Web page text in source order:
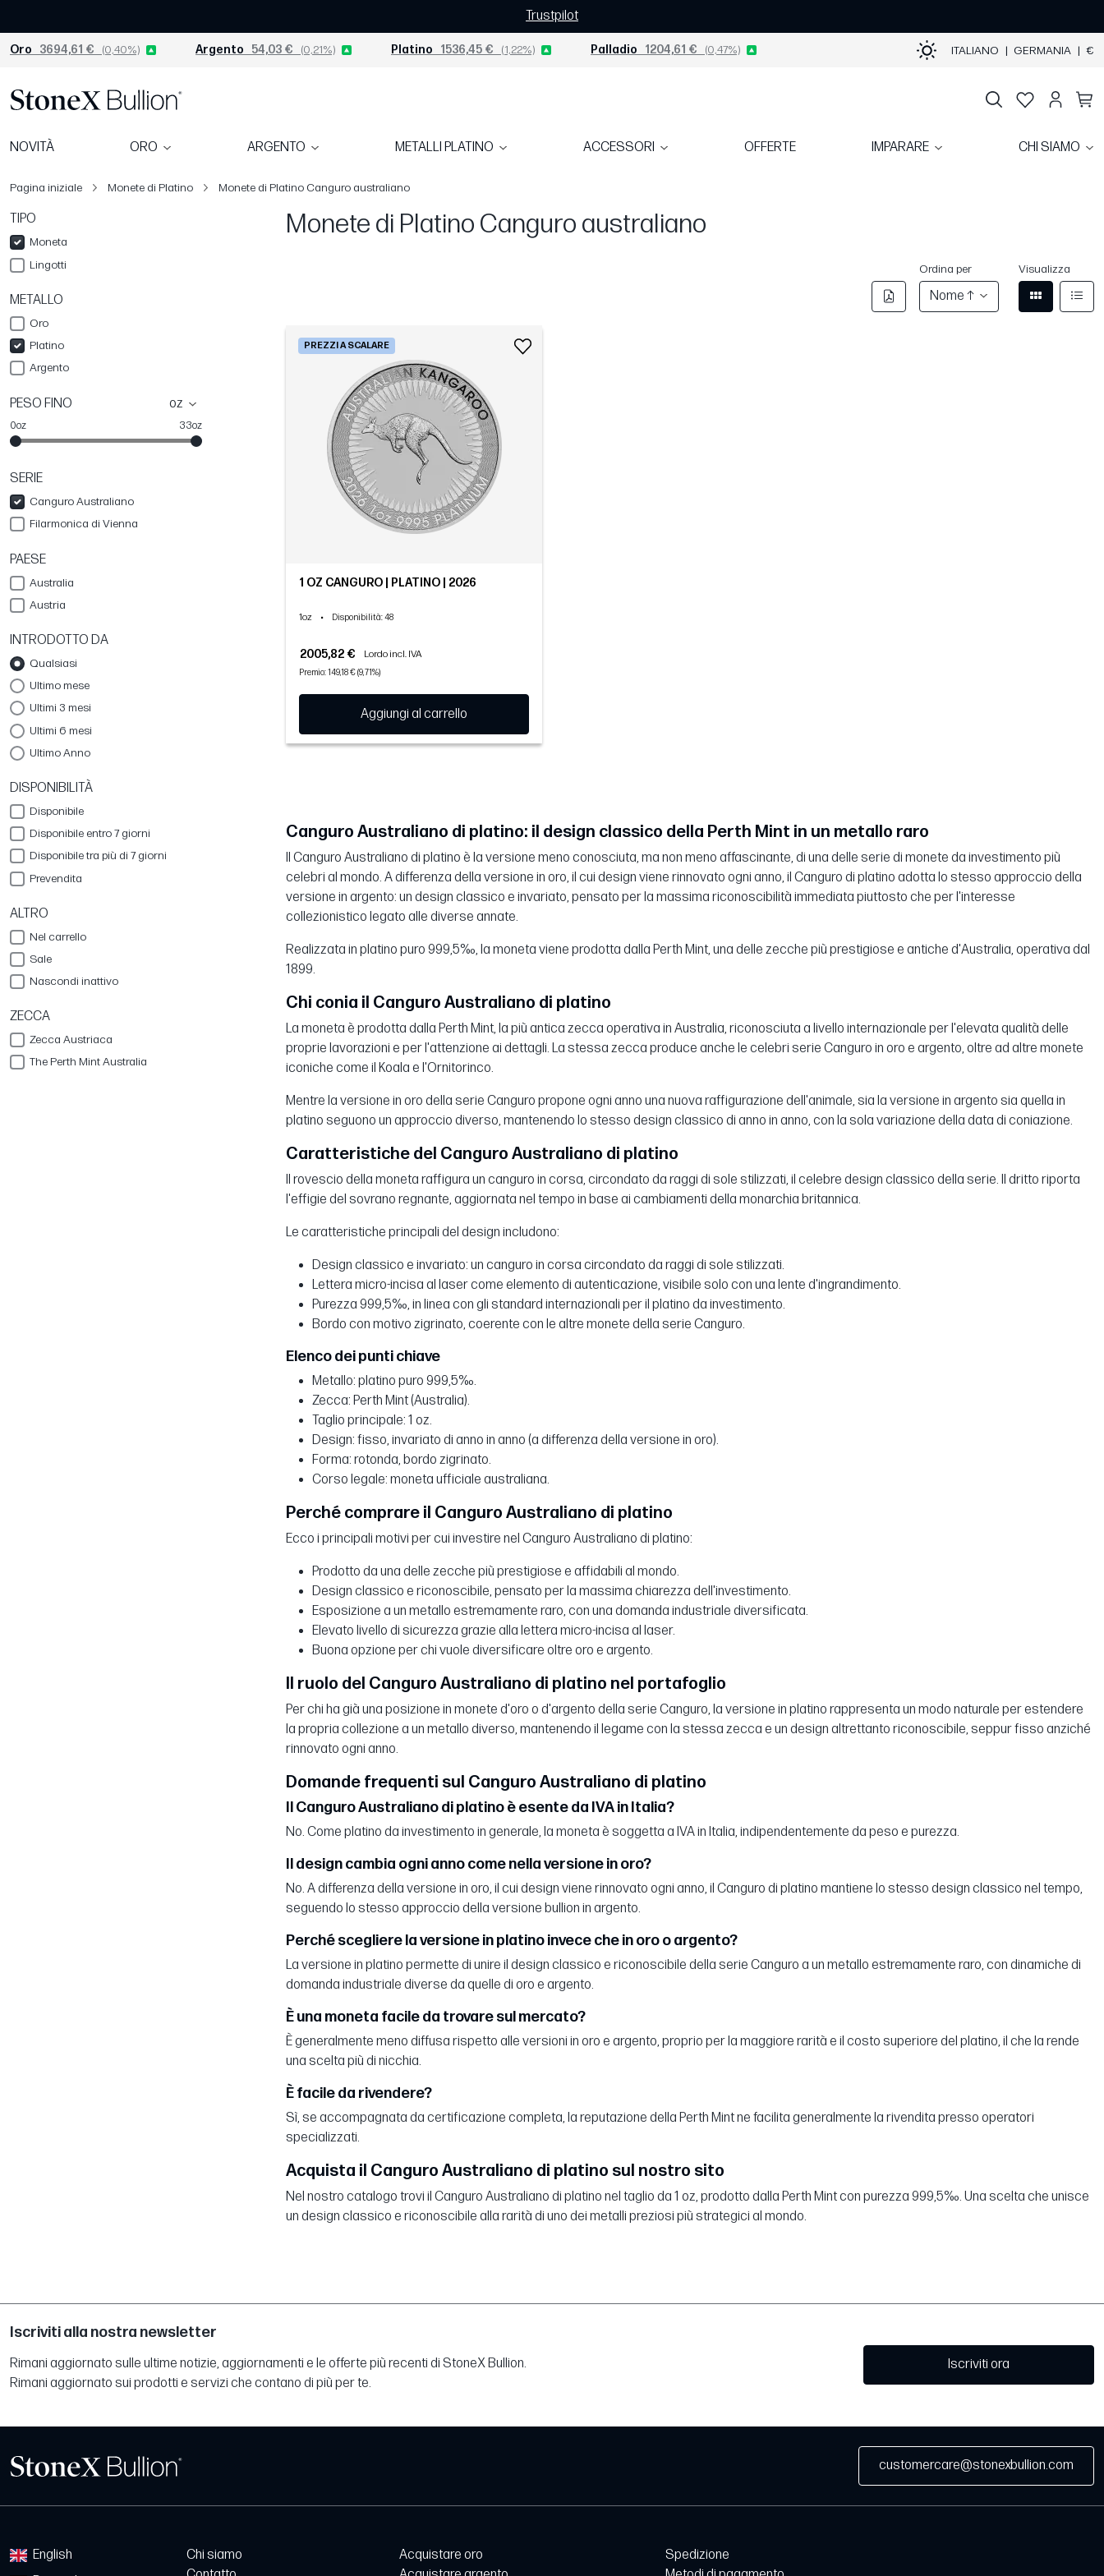
Trustpilot
Oro 3694,61 € (0,40%) Argento 54,03 € (0,21%) Platino 1536,45 € (1,22%) Palladio 1204,61 € (0,47%) ITALIANO | GERMANIA | €
NOVITÀ ORO ARGENTO METALLI PLATINO ACCESSORI OFFERTE IMPARARE CHI SIAMO
Pagina iniziale Monete di Platino Monete di Platino Canguro australiano
TIPO
Moneta
Lingotti
METALLO
Oro
Platino
Argento
PESO FINO oz
0oz 33oz
SERIE
Canguro Australiano
Filarmonica di Vienna
PAESE
Australia
Austria
INTRODOTTO DA
Qualsiasi
Ultimo mese
Ultimi 3 mesi
Ultimi 6 mesi
Ultimo Anno
DISPONIBILITÀ
Disponibile
Disponibile entro 7 giorni
Disponibile tra più di 7 giorni
Prevendita
ALTRO
Nel carrello
Sale
Nascondi inattivo
ZECCA
Zecca Austriaca
The Perth Mint Australia
Monete di Platino Canguro australiano
Ordina per
Nome ↑
Visualizza
PREZZI A SCALARE
1 OZ CANGURO | PLATINO | 2026
1oz • Disponibilità: 48
2005,82 € Lordo incl. IVA
Premio: 149,18 € (9,71%)
Aggiungi al carrello
Canguro Australiano di platino: il design classico della Perth Mint in un metallo raro
Il Canguro Australiano di platino è la versione meno conosciuta, ma non meno affascinante, di una delle serie di monete da investimento più
celebri al mondo. A differenza della versione in oro, il cui design viene rinnovato ogni anno, il Canguro di platino adotta lo stesso approccio della
versione in argento: un design classico e invariato, pensato per la massima riconoscibilità immediata piuttosto che per l'interesse
collezionistico legato alle diverse annate.
Realizzata in platino puro 999,5‰, la moneta viene prodotta dalla Perth Mint, una delle zecche più prestigiose e antiche d'Australia, operativa dal
1899.
Chi conia il Canguro Australiano di platino
La moneta è prodotta dalla Perth Mint, la più antica zecca operativa in Australia, riconosciuta a livello internazionale per l'elevata qualità delle
proprie lavorazioni e per l'attenzione ai dettagli. La stessa zecca produce anche le celebri serie Canguro in oro e argento, oltre ad altre monete
iconiche come il Koala e l'Ornitorinco.
Mentre la versione in oro della serie Canguro propone ogni anno una nuova raffigurazione dell'animale, sia la versione in argento sia quella in
platino seguono un approccio diverso, mantenendo lo stesso design classico di anno in anno, con la sola variazione della data di coniazione.
Caratteristiche del Canguro Australiano di platino
Il rovescio della moneta raffigura un canguro in corsa, circondato da raggi di sole stilizzati, il celebre design classico della serie. Il dritto riporta
l'effigie del sovrano regnante, aggiornata nel tempo in base ai cambiamenti della monarchia britannica.
Le caratteristiche principali del design includono:
Design classico e invariato: un canguro in corsa circondato da raggi di sole stilizzati.
Lettera micro-incisa al laser come elemento di autenticazione, visibile solo con una lente d'ingrandimento.
Purezza 999,5‰, in linea con gli standard internazionali per il platino da investimento.
Bordo con motivo zigrinato, coerente con le altre monete della serie Canguro.
Elenco dei punti chiave
Metallo: platino puro 999,5‰.
Zecca: Perth Mint (Australia).
Taglio principale: 1 oz.
Design: fisso, invariato di anno in anno (a differenza della versione in oro).
Forma: rotonda, bordo zigrinato.
Corso legale: moneta ufficiale australiana.
Perché comprare il Canguro Australiano di platino
Ecco i principali motivi per cui investire nel Canguro Australiano di platino:
Prodotto da una delle zecche più prestigiose e affidabili al mondo.
Design classico e riconoscibile, pensato per la massima chiarezza dell'investimento.
Esposizione a un metallo estremamente raro, con una domanda industriale diversificata.
Elevato livello di sicurezza grazie alla lettera micro-incisa al laser.
Buona opzione per chi vuole diversificare oltre oro e argento.
Il ruolo del Canguro Australiano di platino nel portafoglio
Per chi ha già una posizione in monete d'oro o d'argento della serie Canguro, la versione in platino rappresenta un modo naturale per estendere
la propria collezione a un metallo diverso, mantenendo il legame con la stessa zecca e un design altrettanto riconoscibile, seppur fisso anziché
rinnovato ogni anno.
Domande frequenti sul Canguro Australiano di platino
Il Canguro Australiano di platino è esente da IVA in Italia?
No. Come platino da investimento in generale, la moneta è soggetta a IVA in Italia, indipendentemente da peso e purezza.
Il design cambia ogni anno come nella versione in oro?
No. A differenza della versione in oro, il cui design viene rinnovato ogni anno, il Canguro di platino mantiene lo stesso design classico nel tempo,
seguendo lo stesso approccio della versione bullion in argento.
Perché scegliere la versione in platino invece che in oro o argento?
La versione in platino permette di unire il design classico e riconoscibile della serie Canguro a un metallo estremamente raro, con dinamiche di
domanda industriale diverse da quelle di oro e argento.
È una moneta facile da trovare sul mercato?
È generalmente meno diffusa rispetto alle versioni in oro e argento, proprio per la maggiore rarità e il costo superiore del platino, il che la rende
una scelta più di nicchia.
È facile da rivendere?
Sì, se accompagnata da certificazione completa, la reputazione della Perth Mint ne facilita generalmente la rivendita presso operatori
specializzati.
Acquista il Canguro Australiano di platino sul nostro sito
Nel nostro catalogo trovi il Canguro Australiano di platino nel taglio da 1 oz, prodotto dalla Perth Mint con purezza 999,5‰. Una scelta che unisce
un design classico e riconoscibile alla rarità di uno dei metalli preziosi più strategici al mondo.
Iscriviti alla nostra newsletter
Rimani aggiornato sulle ultime notizie, aggiornamenti e le offerte più recenti di StoneX Bullion.
Rimani aggiornato sui prodotti e servizi che contano di più per te.
Iscriviti ora
customercare@stonexbullion.com
English
Chi siamo
Acquistare oro
Spedizione